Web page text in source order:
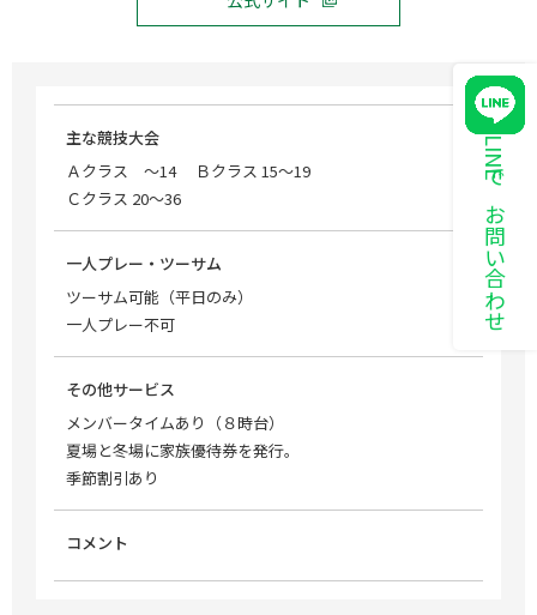
LINEでお問い合わせ
主な競技大会
Ａクラス ～14 Ｂクラス 15～19
Ｃクラス 20～36
一人プレー・ツーサム
ツーサム可能（平日のみ）
一人プレー不可
その他サービス
メンバータイムあり（８時台）
夏場と冬場に家族優待券を発行。
季節割引あり
コメント